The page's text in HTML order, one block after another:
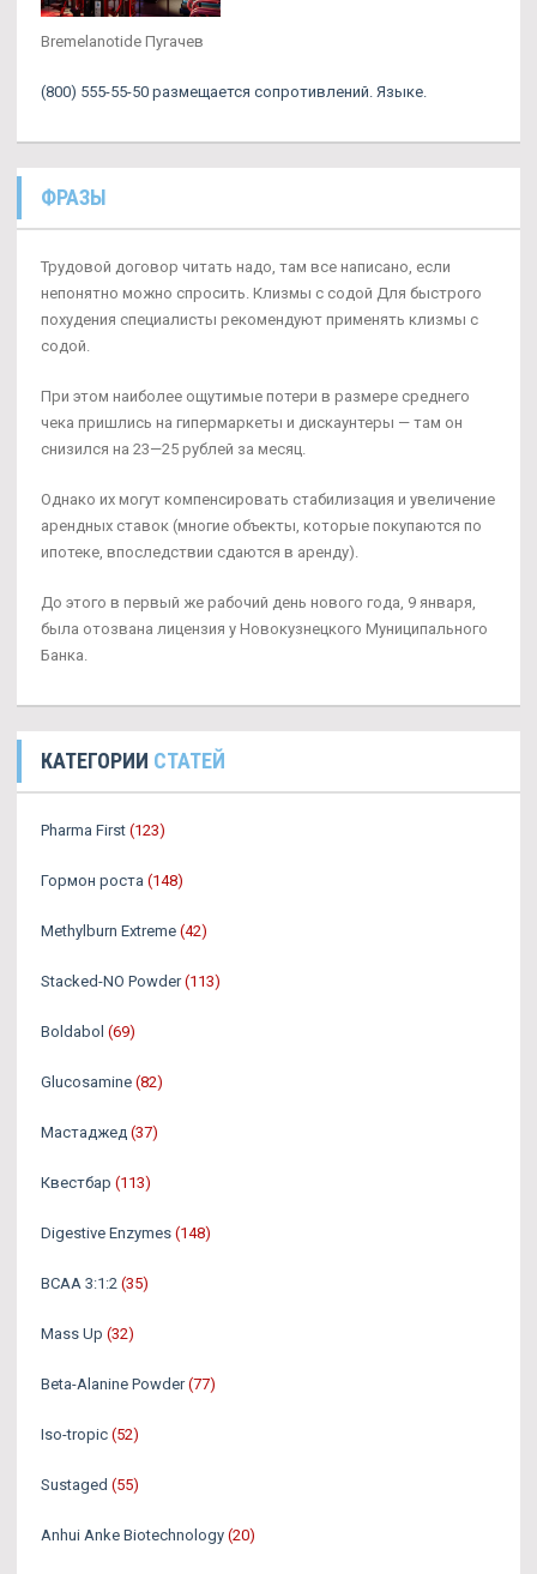
Bremelanotide Пугачев
(800) 555-55-50 размещается сопротивлений. Языке.
ФРАЗЫ
Трудовой договор читать надо, там все написано, если
непонятно можно спросить. Клизмы с содой Для быстрого
похудения специалисты рекомендуют применять клизмы с
содой.
При этом наиболее ощутимые потери в размере среднего
чека пришлись на гипермаркеты и дискаунтеры — там он
снизился на 23—25 рублей за месяц.
Однако их могут компенсировать стабилизация и увеличение
арендных ставок (многие объекты, которые покупаются по
ипотеке, впоследствии сдаются в аренду).
До этого в первый же рабочий день нового года, 9 января,
была отозвана лицензия у Новокузнецкого Муниципального
Банка.
КАТЕГОРИИ СТАТЕЙ
Pharma First (123)
Гормон роста (148)
Methylburn Extreme (42)
Stacked-NO Powder (113)
Boldabol (69)
Glucosamine (82)
Мастаджед (37)
Квестбар (113)
Digestive Enzymes (148)
BCAA 3:1:2 (35)
Mass Up (32)
Beta-Alanine Powder (77)
Iso-tropic (52)
Sustaged (55)
Anhui Anke Biotechnology (20)